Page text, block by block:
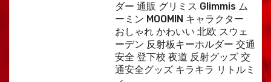
ダー 通販 グリミス Glimmis ム
ーミン MOOMIN キャラクター
おしゃれ かわいい 北欧 スウェ
ーデン 反射板キーホルダー 交通
安全 登下校 夜道 反射グッズ 交
通安全グッズ キラキラ リトルミ